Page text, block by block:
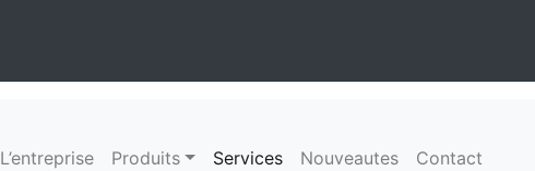
L’entreprise Produits Services Nouveautes Contact